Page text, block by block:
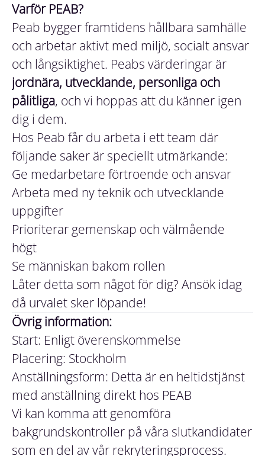
Varför PEAB?
Peab bygger framtidens hållbara samhälle
och arbetar aktivt med miljö, socialt ansvar
och långsiktighet. Peabs värderingar är
jordnära, utvecklande, personliga och
pålitliga, och vi hoppas att du känner igen
dig i dem.
Hos Peab får du arbeta i ett team där
följande saker är speciellt utmärkande:
Ge medarbetare förtroende och ansvar
Arbeta med ny teknik och utvecklande
uppgifter
Prioriterar gemenskap och välmående
högt
Se människan bakom rollen
Låter detta som något för dig? Ansök idag
då urvalet sker löpande!
Övrig information:
Start: Enligt överenskommelse
Placering: Stockholm
Anställningsform: Detta är en heltidstjänst
med anställning direkt hos PEAB
Vi kan komma att genomföra
bakgrundskontroller på våra slutkandidater
som en del av vår rekryteringsprocess.